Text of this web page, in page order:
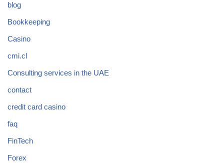
blog
Bookkeeping
Casino
cmi.cl
Consulting services in the UAE
contact
credit card casino
faq
FinTech
Forex